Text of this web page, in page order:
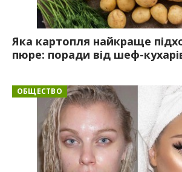
Яка картопля найкраще
пюре: поради від шеф-
ОБЩЕСТВО